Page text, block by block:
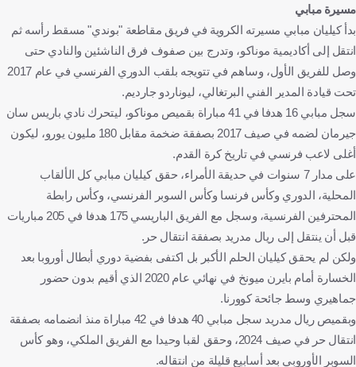
مسيرة مبابي
بدأ كيليان مبابي مسيرته الكروية في فريق مقاطعة "بوندي" مسقط رأسه ثم
انتقل إلى أكاديمية موناكو، وتدرج بين صفوف فرق الناشئين والنادي حتى
وصل للفريق الأول، وساهم في تتويجه بلقب الدوري الفرنسي في عام 2017
تحت قيادة المدير الفني البرتغالي، ليوناردو جارديم.
سجل مبابي 16 هدفا في 41 مباراة بقميص موناكو، ليتحرك نادي باريس سان
جيرمان لضمه في صيف 2017 بصفقة ضخمة مقابل 180 مليون يورو، ليكون
أغلى لاعب فرنسي في تاريخ كرة القدم.
على مدار 7 سنوات في حديقة الأمراء، حقق كيليان مبابي كل الألقاب
المحلية، الدوري وكأس فرنسا وكأس السوبر الفرنسي، وكأس رابطة
المحترفين الفرنسية، وسجل مع الفريق الباريسي 175 هدفا في 205 مباريات
قبل أن ينتقل إلى ريال مدريد بصفقة انتقال حر.
ولكن لم يحقق كيليان الحلم الأكبر بل اكتفى بفضية دوري أبطال أوروبا بعد
الخسارة أمام بايرن ميونخ في نهائي عام 2020 الذي أقيم بدون حضور
جماهيري وسط جائحة كوورنا.
وبقميص ريال مدريد سجل مبابي 40 هدفا في 42 مباراة منذ انضمامه بصفقة
انتقال حر في صيف 2024، وحقق لقبا وحيدا مع الفريق الملكي، وهو كأس
السوبر الأوروبي بعد أسابيع قليلة من انتقاله.